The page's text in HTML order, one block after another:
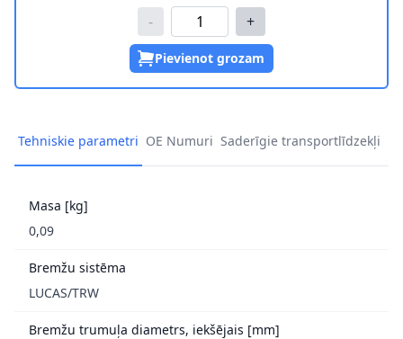
- +
Pievienot grozam
Tehniskie parametri OE Numuri Saderīgie transportlīdzekļi
Masa [kg]
0,09
Bremžu sistēma
LUCAS/TRW
Bremžu trumuļa diametrs, iekšējais [mm]